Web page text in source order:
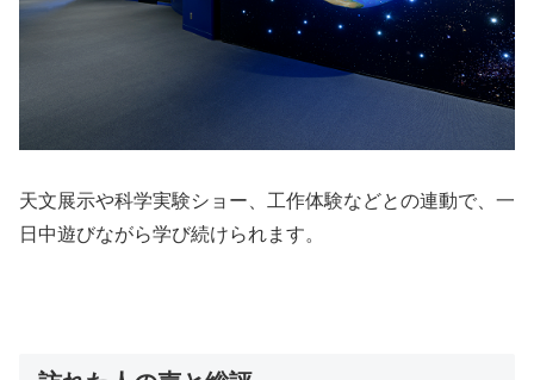
天文展示や科学実験ショー、工作体験などとの連動で、一
日中遊びながら学び続けられます。